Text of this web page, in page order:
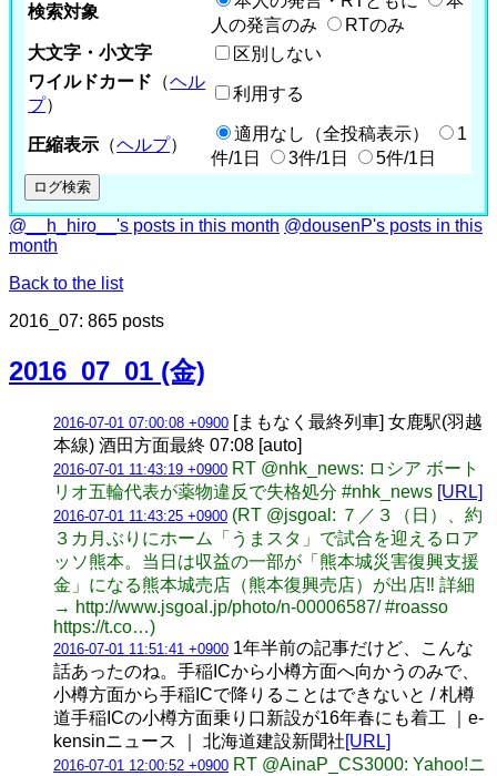
検索対象
人の発言のみ
RTのみ
大文字・小文字
区別しない
ワイルドカード （ヘル
プ）
利用する
圧縮表示 （ヘルプ）
適用なし（全投稿表示）
1
件/1日
3件/1日 5件/1日
@__h_hiro__'s posts in this month @dousenP's posts in this
month
Back to the list
2016_07: 865 posts
2016_07_01 (金)
2016-07-01 07:00:08 +0900 [まもなく最終列車] 女鹿駅(羽越
本線) 酒田方面最終 07:08 [auto]
2016-07-01 11:43:19 +0900 RT @nhk_news: ロシア ボート
リオ五輪代表が薬物違反で失格処分 #nhk_news [URL]
2016-07-01 11:43:25 +0900 (RT @jsgoal: ７／３（日）、約
３カ月ぶりにホーム「うまスタ」で試合を迎えるロア
ッソ熊本。当日は収益の一部が「熊本城災害復興支援
金」になる熊本城売店（熊本復興売店）が出店‼ 詳細
→ http://www.jsgoal.jp/photo/n-00006587/ #roasso
https://t.co…)
2016-07-01 11:51:41 +0900 1年半前の記事だけど、こんな
話あったのね。手稲ICから小樽方面へ向かうのみで、
小樽方面から手稲ICで降りることはできないと / 札樽
道手稲ICの小樽方面乗り口新設が16年春にも着工 ｜e-
kensinニュース ｜ 北海道建設新聞社[URL]
2016-07-01 12:00:52 +0900 RT @AinaP_CS3000: Yahoo!ニ